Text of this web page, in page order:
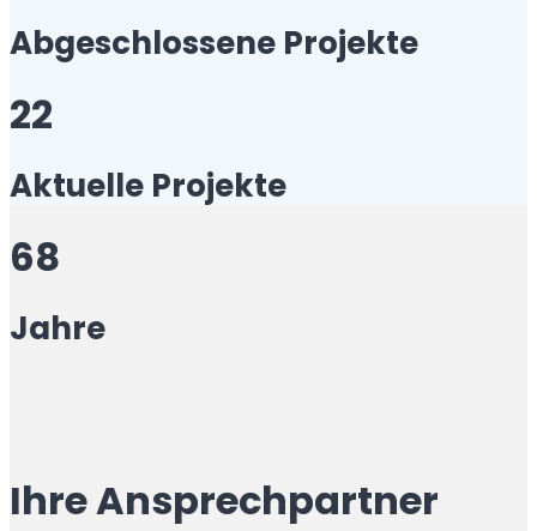
Abgeschlossene Projekte
22
Aktuelle Projekte
68
Jahre
Ihre Ansprechpartner